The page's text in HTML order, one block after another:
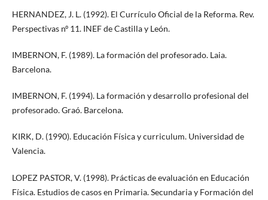
HERNANDEZ, J. L. (1992). El Currículo Oficial de la Reforma. Rev.
Perspectivas nº 11. INEF de Castilla y León.
IMBERNON, F. (1989). La formación del profesorado. Laia.
Barcelona.
IMBERNON, F. (1994). La formación y desarrollo profesional del
profesorado. Graó. Barcelona.
KIRK, D. (1990). Educación Física y curriculum. Universidad de
Valencia.
LOPEZ PASTOR, V. (1998). Prácticas de evaluación en Educación
Física. Estudios de casos en Primaria. Secundaria y Formación del